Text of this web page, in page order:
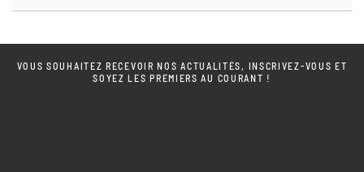
VOUS SOUHAITEZ RECEVOIR NOS ACTUALITÉS, INSCRIVEZ-VOUS ET
SOYEZ LES PREMIERS AU COURANT !